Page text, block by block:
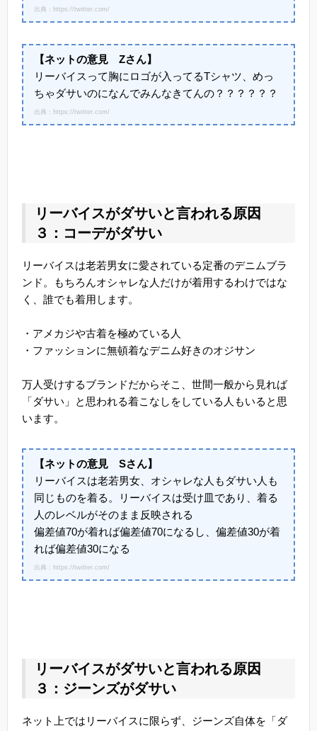
出典：https://twitter.com/
【ネットの意見 Zさん】
リーバイスって胸にロゴが入ってるTシャツ、めっ
ちゃダサいのになんでみんなきてんの？？？？？？
出典：https://twitter.com/
リーバイスがダサいと言われる原因
３：コーデがダサい
リーバイスは老若男女に愛されている定番のデニムブラ
ンド。もちろんオシャレな人だけが着用するわけではな
く、誰でも着用します。
・アメカジや古着を極めている人
・ファッションに無頓着なデニム好きのオジサン
万人受けするブランドだからそこ、世間一般から見れば
「ダサい」と思われる着こなしをしている人もいると思
います。
【ネットの意見 Sさん】
リーバイスは老若男女、オシャレな人もダサい人も
同じものを着る。リーバイスは受け皿であり、着る
人のレベルがそのまま反映される
偏差値70が着れば偏差値70になるし、偏差値30が着
れば偏差値30になる
出典：https://twitter.com/
リーバイスがダサいと言われる原因
３：ジーンズがダサい
ネット上ではリーバイスに限らず、ジーンズ自体を「ダ